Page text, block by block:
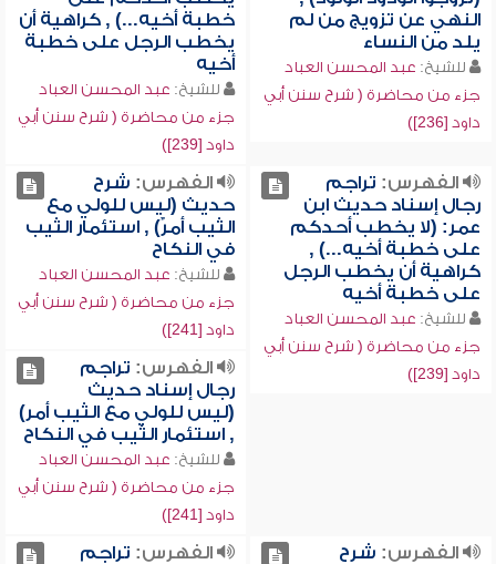
النهي عن تزويج من لم
يلد من النساء
للشيخ: عبد المحسن العباد
جزء من محاضرة ( شرح سنن أبي
داود [236])
خطبة أخيه...) , كراهية أن
يخطب الرجل على خطبة
أخيه
للشيخ: عبد المحسن العباد
جزء من محاضرة ( شرح سنن أبي
داود [239])
الفهرس: تراجم
رجال إسناد حديث ابن
عمر: (لا يخطب أحدكم
على خطبة أخيه...) ,
كراهية أن يخطب الرجل
على خطبة أخيه
للشيخ: عبد المحسن العباد
جزء من محاضرة ( شرح سنن أبي
داود [239])
الفهرس: شرح
حديث (ليس للولي مع
الثيب أمرٌ) , استئمار الثيب
في النكاح
للشيخ: عبد المحسن العباد
جزء من محاضرة ( شرح سنن أبي
داود [241])
الفهرس: تراجم
رجال إسناد حديث
(ليس للولي مع الثيب أمر)
, استئمار الثيب في النكاح
للشيخ: عبد المحسن العباد
جزء من محاضرة ( شرح سنن أبي
داود [241])
الفهرس: شرح
الفهرس: تراجم